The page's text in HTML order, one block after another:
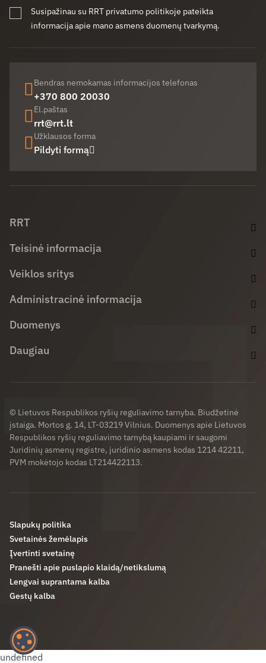
Susipažinau su RRT privatumo politikoje pateikta
informacija apie mano asmens duomenų tvarkymą.
Bendras nemokamas informacijos telefonas
+370 800 20030
El.paštas
rrt@rrt.lt
Užklausos forma
Pildyti formą
RRT
Teisinė informacija
Veiklos sritys
Administracinė informacija
Duomenys
Daugiau
© Lietuvos Respublikos ryšių reguliavimo tarnyba. Biudžetinė
įstaiga. Mortos g. 14, LT-03219 Vilnius. Duomenys apie Lietuvos
Respublikos ryšių reguliavimo tarnybą kaupiami ir saugomi
Juridinių asmenų registre, juridinio asmens kodas 1214 42211,
PVM mokėtojo kodas LT214422113.
Slapukų politika
Svetainės žemėlapis
Įvertinti svetainę
Pranešti apie puslapio klaidą/netikslumą
Lengvai suprantama kalba
Gestų kalba
undefined